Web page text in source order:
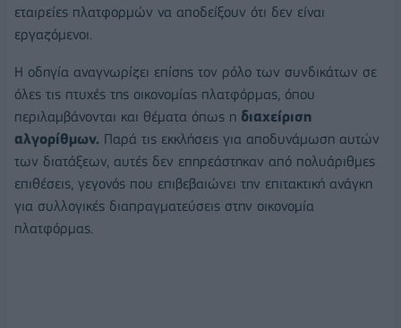
εταιρείες πλατφορμών να αποδείξουν ότι δεν είναι
εργαζόμενοι.
Η οδηγία αναγνωρίζει επίσης τον ρόλο των συνδικάτων σε
όλες τις πτυχές της οικονομίας πλατφόρμας, όπου
περιλαμβάνονται και θέματα όπως η διαχείριση
αλγορίθμων. Παρά τις εκκλήσεις για αποδυνάμωση αυτών
των διατάξεων, αυτές δεν επηρεάστηκαν από πολυάριθμες
επιθέσεις, γεγονός που επιβεβαιώνει την επιτακτική ανάγκη
για συλλογικές διαπραγματεύσεις στην οικονομία
πλατφόρμας.